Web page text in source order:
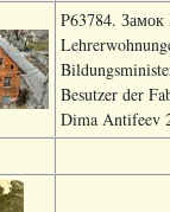
P63784.
Besutzer der
Dima Antifeev